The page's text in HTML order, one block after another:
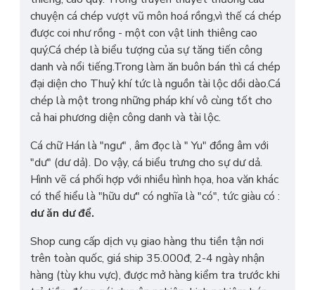
chuyện cá chép vượt vũ môn hoá rồng,vì thế cá chép
được coi như rồng - một con vật linh thiêng cao
quý.Cá chép là biểu tượng của sự tăng tiến công
danh và nổi tiếng.Trong làm ăn buôn bán thì cá chép
đại diện cho Thuỷ khí tức là nguồn tài lộc dồi dào.Cá
chép là một trong những pháp khí vô cùng tốt cho
cả hai phương diện công danh và tài lộc.
Cá chữ Hán là "ngư" , âm đọc là " Yu" đồng âm với
"dư" (dư dả). Do vậy, cá biểu trưng cho sự dư dả.
Hình vẽ cá phối hợp với nhiều hình họa, hoa văn khác
có thể hiểu là "hữu dư" có nghĩa là "có", tức giàu có :
dư ăn dư để.
Shop cung cấp dịch vụ giao hàng thu tiền tận nơi
trên toàn quốc, giá ship 35.000đ, 2-4 ngày nhận
hàng (tùy khu vực), được mở hàng kiểm tra trước khi